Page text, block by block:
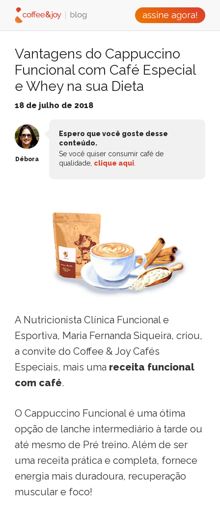
assine agora!
Vantagens do Cappuccino
Funcional com Café Especial
e Whey na sua Dieta
18 de julho de 2018
Débora
Espero que você goste desse
conteúdo.
Se você quiser consumir café de
qualidade, clique aqui
A Nutricionista Clínica Funcional e
Esportiva, Maria Fernanda Siqueira, criou,
a convite do Coffee & Joy Cafés
Especiais, mais uma receita funcional
com café.
O Cappuccino Funcional é uma ótima
opção de lanche intermediário à tarde ou
até mesmo de Pré treino. Além de ser
uma receita prática e completa, fornece
energia mais duradoura, recuperação
muscular e foco!